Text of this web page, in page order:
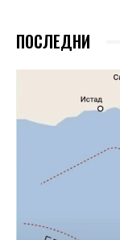
ПОСЛЕДНИ